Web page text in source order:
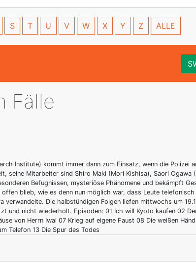
S T U V W X Y Z ALLE
Fälle
Institute) kommt immer dann zum Einsatz, wenn die Polizei
seine Mitarbeiter sind Shiro Maki (Mori Kishisa), Saori Ogawa
Befugnissen, mysteriöse Phänomene und bekämpft
blieb, wie es denn nun möglich war, dass Leute
Die halbstündigen Folgen liefen mittwochs um
und nicht wiederholt. Episoden: 01 Ich will Kyoto kaufen 02
von Herrn Iwai 07 Krieg auf eigene Faust 08 Die weißen
Telefon 13 Die Spur des Todes